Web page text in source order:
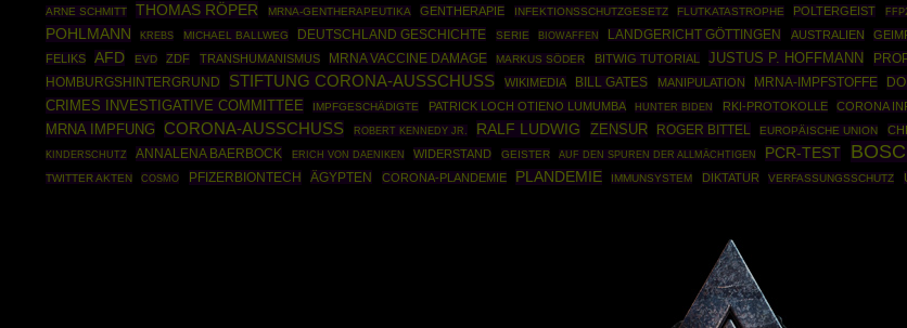
ARNE SCHMITT THOMAS RÖPER MRNA-GENTHERAPEUTIKA GENTHERAPIE INFEKTIONSSCHUTZGESETZ FLUTKATASTROPHE POLTERGEIST
POHLMANN
KREBS MICHAEL BALLWEG DEUTSCHLAND GESCHICHTE SERIE BIOWAFFEN LANDGERICHT GÖTTINGEN AUSTRALIEN
FELIKS AFD EVD ZDF TRANSHUMANISMUS MRNA VACCINE DAMAGE MARKUS SÖDER BITWIG TUTORIAL JUSTUS P. HOFFMANN
HOMBURGSHINTERGRUND STIFTUNG CORONA-AUSSCHUSS WIKIMEDIA BILL GATES MANIPULATION MRNA-IMPFSTOFFE
CRIMES INVESTIGATIVE COMMITTEE
IMPFGESCHÄDIGTE PATRICK LOCH OTIENO LUMUMBA HUNTER BIDEN RKI-PROTOKOLLE CORONA
MRNA IMPFUNG
CORONA-AUSSCHUSS ROBERT KENNEDY JR. RALF LUDWIG ZENSUR ROGER BITTEL EUROPÄISCHE UNION
KINDERSCHUTZ ANNALENA BAERBOCK ERICH VON DAENIKEN WIDERSTAND GEISTER AUF DEN SPUREN DER ALLMÄCHTIGEN PCR-TEST
TWITTER AKTEN COSMO PFIZERBIONTECH ÄGYPTEN CORONA-PLANDEMIE PLANDEMIE IMMUNSYSTEM DIKTATUR VERFASSUNGSSCHUTZ